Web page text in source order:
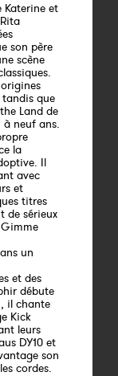
Katerine et
son père
scène
que
Land de
à neuf ans.
la
Il
avec
et
titres
de sérieux
un
et des
débute
il chante
Kick
leurs
DY10 et
son
cordes.